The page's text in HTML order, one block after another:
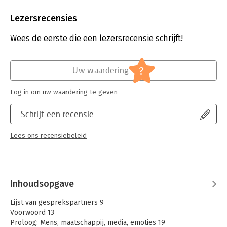
Uitgever:
Verschijningsdatum:
15-5-2018
Strafrecht algemeen
Lezersrecensies
Wees de eerste die een lezersrecensie schrijft!
Schrijf een recensie
Lees ons recensiebeleid
Uw waardering ?
Log in om uw waardering te geven
Inhoudsopgave
Lijst van gesprekspartners 9
Voorwoord 13
Proloog: Mens, maatschappij, media, emoties 19